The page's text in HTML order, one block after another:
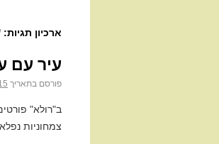
ארכיון תגיות:
עיר עם
פורסם בתאריך
ב"רולא"
צמחוניות